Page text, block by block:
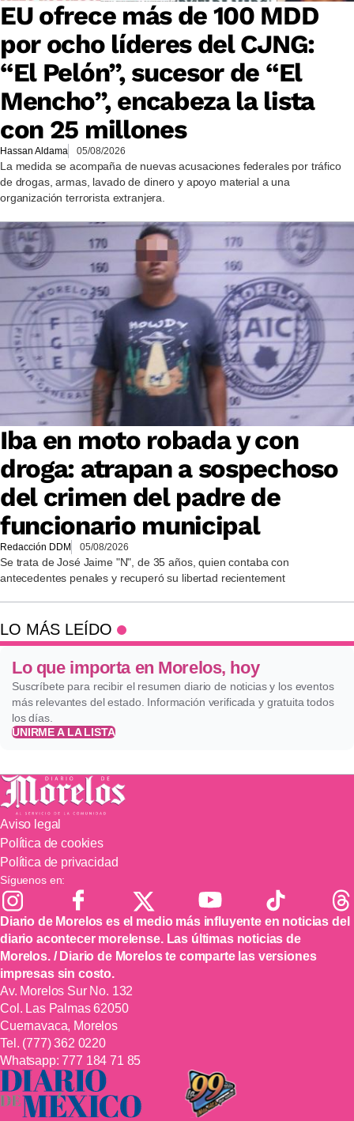
EU ofrece más de 100 MDD
por ocho líderes del CJNG:
“El Pelón”, sucesor de “El
Mencho”, encabeza la lista
con 25 millones
Hassan Aldama 05/08/2026
La medida se acompaña de nuevas acusaciones federales por tráfico
de drogas, armas, lavado de dinero y apoyo material a una
organización terrorista extranjera.
Iba en moto robada y con
droga: atrapan a sospechoso
del crimen del padre de
funcionario municipal
Redacción DDM 05/08/2026
Se trata de José Jaime "N", de 35 años, quien contaba con
antecedentes penales y recuperó su libertad recientement
LO MÁS LEÍDO
Lo que importa en Morelos, hoy
Suscríbete para recibir el resumen diario de noticias y los eventos
más relevantes del estado. Información verificada y gratuita todos
los días.
UNIRME A LA LISTA
Aviso legal
Política de cookies
Política de privacidad
Síguenos en:
Diario de Morelos es el medio más influyente en noticias del
diario acontecer morelense. Las últimas noticias de
Morelos. / Diario de Morelos te comparte las versiones
impresas sin costo.
Av. Morelos Sur No. 132
Col. Las Palmas 62050
Cuernavaca, Morelos
Tel. (777) 362 0220
Whatsapp:777 184 71 85